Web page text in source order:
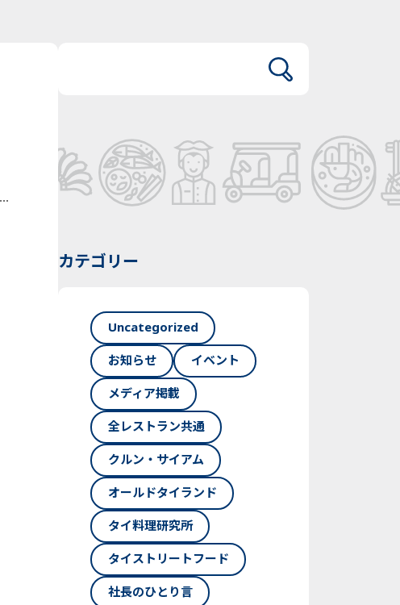
カテゴリー
Uncategorized
お知らせ
イベント
メディア掲載
全レストラン共通
クルン・サイアム
オールドタイランド
タイ料理研究所
タイストリートフード
社長のひとり言